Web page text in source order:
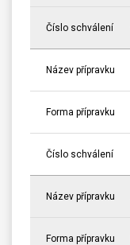
Číslo schválení
Název přípravku
Forma přípravku
Číslo schválení
Název přípravku
Forma přípravku